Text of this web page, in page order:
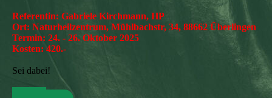
Referentin: Gabriele Kirchmann, HP
Ort: Naturheilzentrum, Mühlbachstr, 34, 88662 Überlingen
Termin: 24. - 26. Oktober 2025
Kosten: 420.-
Sei dabei!